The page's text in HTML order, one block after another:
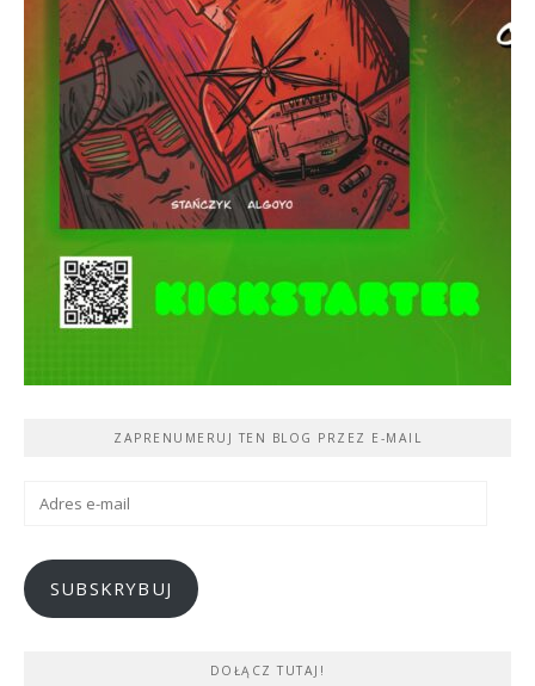
ZAPRENUMERUJ TEN BLOG PRZEZ E-MAIL
Adres
SUBSKRYBUJ
DOŁĄCZ TUTAJ!